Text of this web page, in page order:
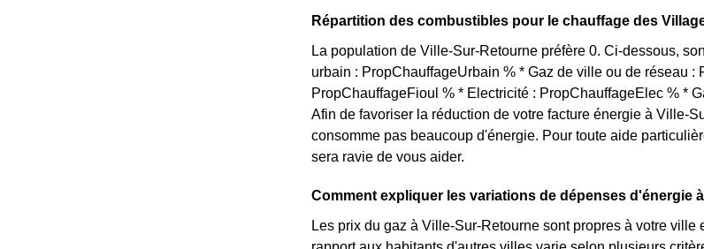
Répartition des combustibles pour le chauffage des
La population de Ville-Sur-Retourne préfère 0. Ci-dessous,
urbain : PropChauffageUrbain % * Gaz de ville ou de réseau
PropChauffageFioul % * Electricité : PropChauffageElec % *
Afin de favoriser la réduction de votre facture énergie à Ville-
consomme pas beaucoup d'énergie. Pour toute aide
sera ravie de vous aider.
Comment expliquer les variations de dépenses d'énergie
Les prix du gaz à Ville-Sur-Retourne sont propres à votre